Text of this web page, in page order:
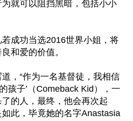
就可以阻挡黑暗，包括小小
成功当选2016世界小姐，将
和爱的价值。
，“作为一名基督徒，我相信
孩子’（Comeback Kid），一
的人，最终，他会再次起
此，毕竟她的名字Anastasia